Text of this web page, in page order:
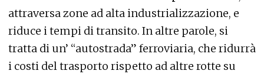
attraversa zone ad alta industrializzazione, e
riduce i tempi di transito. In altre parole, si
tratta di un’ “autostrada” ferroviaria, che ridurrà
i costi del trasporto rispetto ad altre rotte su